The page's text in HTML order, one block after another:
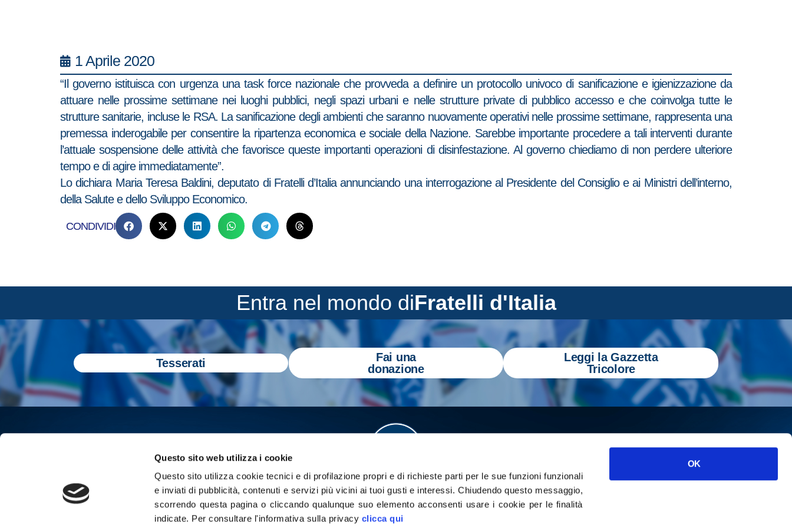
Questo sito web utilizza i cookie
Questo sito utilizza cookie tecnici e di profilazione propri e di richieste parti per le sue funzioni funzionali
e inviati di pubblicità, contenuti e servizi più vicini ai tuoi gusti e interessi.Chiudendo questo messaggio,
scorrendo questa pagina o cliccando qualunque suo elemento acconsenti usare i cookie per le finalità
indicate. Per consultare l'informativa sulla privacy clicca qui
OK
1 Aprile 2020
“Il governo istituisca con urgenza una task force nazionale che provveda a definire un protocollo univoco di sanificazione e igienizzazione da
attuare nelle prossime settimane nei luoghi pubblici, negli spazi urbani e nelle strutture private di pubblico accesso e che coinvolga tutte le
strutture sanitarie, incluse le RSA. La sanificazione degli ambienti che saranno nuovamente operativi nelle prossime settimane, rappresenta una
premessa inderogabile per consentire la ripartenza economica e sociale della Nazione. Sarebbe importante procedere a tali interventi durante
l’attuale sospensione delle attività che favorisce queste importanti operazioni di disinfestazione. Al governo chiediamo di non perdere ulteriore
tempo e di agire immediatamente”.
Lo dichiara Maria Teresa Baldini, deputato di Fratelli d’Italia annunciando una interrogazione al Presidente del Consiglio e ai Ministri dell’interno,
della Salute e dello Sviluppo Economico.
CONDIVIDI
Entra nel mondo diFratelli d'Italia
Tesserati
Fai una
donazione
Leggi la Gazzetta
Tricolore